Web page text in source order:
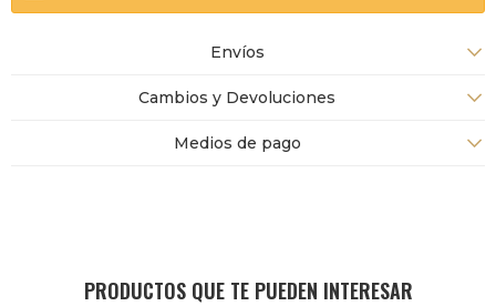
Envíos
Cambios y Devoluciones
Medios de pago
PRODUCTOS QUE TE PUEDEN INTERESAR